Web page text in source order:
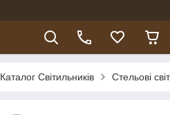
Каталог Світильників Стельові